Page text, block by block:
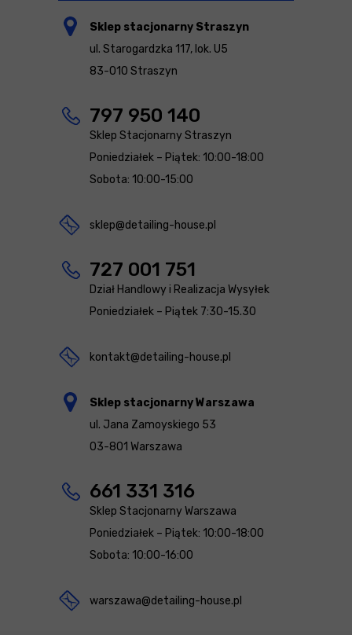
Sklep stacjonarny Straszyn
ul. Starogardzka 117, lok. U5
83-010 Straszyn
797 950 140
Sklep Stacjonarny Straszyn
Poniedziałek – Piątek: 10:00-18:00
Sobota: 10:00-15:00
sklep@detailing-house.pl
727 001 751
Dział Handlowy i Realizacja Wysyłek
Poniedziałek – Piątek 7:30-15.30
kontakt@detailing-house.pl
Sklep stacjonarny Warszawa
ul. Jana Zamoyskiego 53
03-801 Warszawa
661 331 316
Sklep Stacjonarny Warszawa
Poniedziałek – Piątek: 10:00-18:00
Sobota: 10:00-16:00
warszawa@detailing-house.pl